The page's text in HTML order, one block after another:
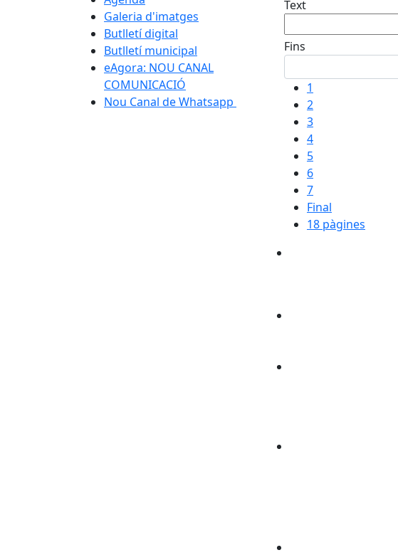
Galeria d'imatges
Butlletí digital
Butlletí municipal
eAgora: NOU CANAL
COMUNICACIÓ
Nou Canal de Whatsapp
Text
Fins
1
2
3
4
5
6
7
Final
18 pàgines